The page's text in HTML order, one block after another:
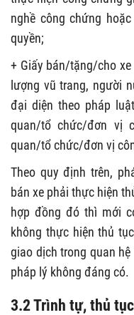
nghề công chứng
quyền;
+ Giấy bán/tặng/cho
lượng vũ trang, người
đại diện theo pháp
quan/tổ chức/đơn vị
quan/tổ chức/đơn vị
Theo quy định trên,
bán xe phải thực hiện
hợp đồng đó thì mới
không thực hiện thủ
giao dịch trong quan
pháp lý không đáng có.
3.2 Trình tự, thủ